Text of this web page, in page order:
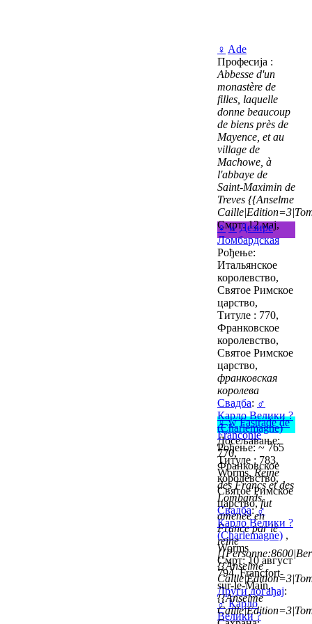
♀ Ade
Професија :
Abbesse d'un
monastère de
filles, laquelle
donne beaucoup
de biens près de
Mayence, et au
village de
Machowe, à
l'abbaye de
Saint-Maximin de
Treves {{Anselme
Смрт: 12 мај,
♀ w Дезире
Ломбардская
Рођење:
Итальянское
королевство,
Святое Римское
царство,
Титуле : 770,
Франковское
королевство,
Святое Римское
царство,
франковская
королева
Свадба: ♂
Карло Велики ?
(Charlemagne)
Досељавање:
770,
Франковское
королевство,
Святое Римское
царство,fut
amenée en
France par le
reine
{{Anselme
Други догађај:
♂ Карло
Велики ?
♀ w Fastrade de
Franconie
Рођење: ~ 765
Титуле : 783,
Worms,Reine
des Francs et des
Lombards
Свадба:♂
Карло Велики ?
(Charlemagne) ,
Worms
Смрт: 10 август
794, Francfort-
sur-le-Main,
{{Anselme